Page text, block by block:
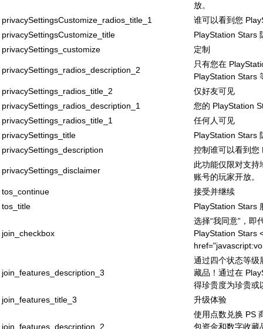
放。
privacySettingsCustomize_radios_title_1
谁可以看到您
privacySettingsCustomize_title
PlayStation Stars
privacySettings_customize
定制
privacySettings_radios_description_2
只有您在
PlayStation Stars
privacySettings_radios_title_2
仅好友可见
privacySettings_radios_description_1
您的 PlayStation
privacySettings_radios_title_1
任何人可见
privacySettings_title
PlayStation Stars
privacySettings_description
控制谁可以看到您
privacySettings_disclaimer
此功能仅限对支
账号的玩家开放。
tos_continue
接受并继续
tos_title
PlayStation Stars
join_checkbox
选择“我同意”，即
PlayStation Stars
join_features_description_3
通过四个状态等级
藏品！通过在
得珍贵度为珍贵或
join_features_title_3
升级体验
join_features_description_2
使用点数兑换 PS
包资金和数字收藏